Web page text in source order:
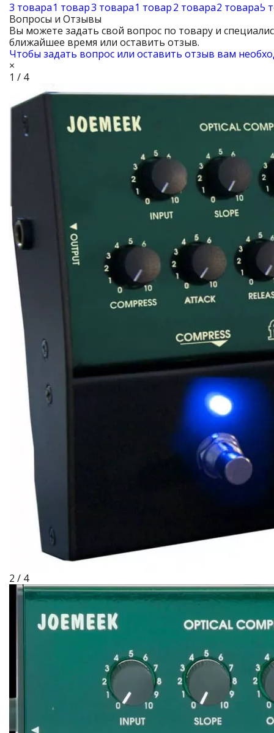
3 товара1 товар3 товара1 товар2 товара2 товара5
Вопросы и Отзывы
Вы можете задать свой вопрос по товару и
ближайшее время или оставить отзыв.
Чтобы задать вопрос или оставить отзыв вам
×
1 / 4
2 / 4